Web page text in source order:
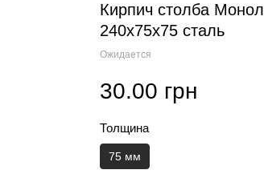
Кирпич столба
240х75х75 сталь
Ожидается
30.00 грн
Толщина
75 мм